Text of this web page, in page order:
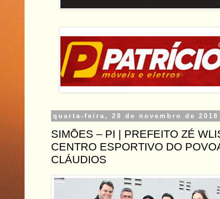
quarta-feira, 28 de novembro de 2018
SIMÕES – PI | PREFEITO ZÉ
CENTRO ESPORTIVO DO
CLÁUDIOS